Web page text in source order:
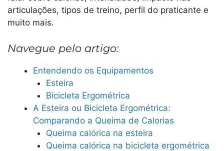
articulações, tipos de treino, perfil do praticante e
muito mais.
Navegue pelo artigo:
Entendendo os Equipamentos
Esteira
Bicicleta Ergométrica
A Esteira ou Bicicleta Ergométrica:
Comparando a Queima de Calorias
Queima calórica na esteira
Queima calórica na bicicleta ergométrica